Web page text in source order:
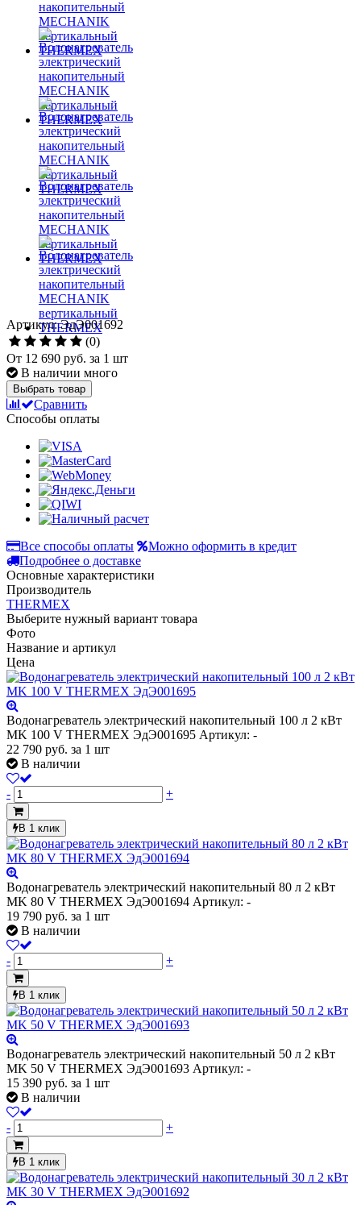
Артикул: ЭдЭ001692
(0)
От 12 690 руб. за 1 шт
В наличии много
Выбрать товар
Сравнить
Способы оплаты
Все способы оплаты
Можно оформить в кредит
Подробнее о доставке
Основные характеристики
Производитель
THERMEX
Выберите нужный вариант товара
Фото
Название и артикул
Цена
Водонагреватель электрический накопительный 100 л 2 кВт
MK 100 V THERMEX ЭдЭ001695 Артикул: -
22 790 руб. за 1 шт
В наличии
- +
В 1 клик
Водонагреватель электрический накопительный 80 л 2 кВт
MK 80 V THERMEX ЭдЭ001694 Артикул: -
19 790 руб. за 1 шт
В наличии
- +
В 1 клик
Водонагреватель электрический накопительный 50 л 2 кВт
MK 50 V THERMEX ЭдЭ001693 Артикул: -
15 390 руб. за 1 шт
В наличии
- +
В 1 клик